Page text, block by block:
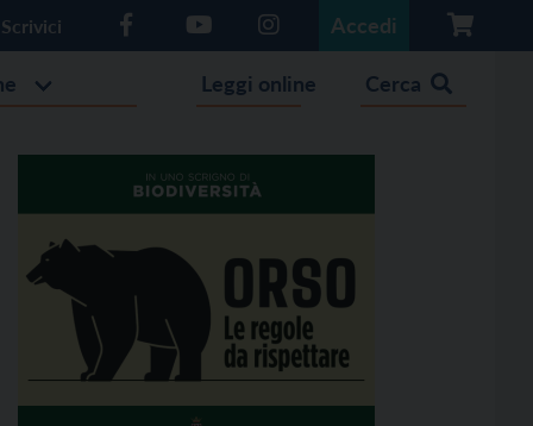
Scrivici Accedi
Leggi online Cerca